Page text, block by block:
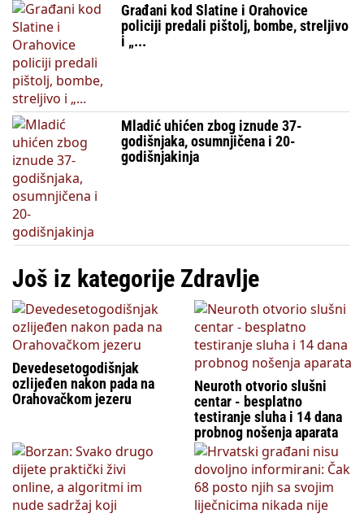
Građani kod Slatine i Orahovice
policiji predali pištolj, bombe, streljivo
i „...
Mladić uhićen zbog iznude 37-
godišnjaka, osumnjičena i 20-
godišnjakinja
Još iz kategorije Zdravlje
Devedesetogodišnjak
ozlijeđen nakon pada na
Orahovačkom jezeru
Neuroth otvorio slušni
centar - besplatno
testiranje sluha i 14 dana
probnog nošenja aparata